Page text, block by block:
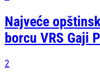
Najveće
borcu VRS Gaji
2